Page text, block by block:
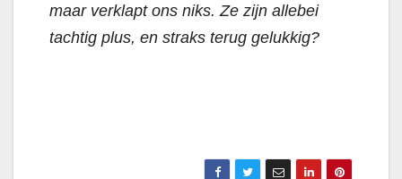
maar verklapt ons niks. Ze zijn allebei
tachtig plus, en straks terug gelukkig?